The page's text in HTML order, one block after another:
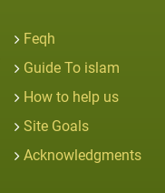
Feqh
Guide To islam
How to help us
Site Goals
Acknowledgments